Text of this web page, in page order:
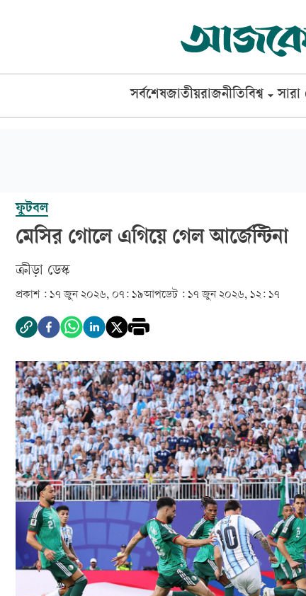
সর্বশেষজাতীয়রাজনীতিবিশ্ব সারা
ফুটবল
মেসির গোলে এগিয়ে গেল আর্জেন্টিনা
ক্রীড়া ডেস্ক
প্রকাশ : ১৭ জুন ২০২৬, ০৭: ১৯আপডেট : ১৭ জুন ২০২৬, ১২: ১৭